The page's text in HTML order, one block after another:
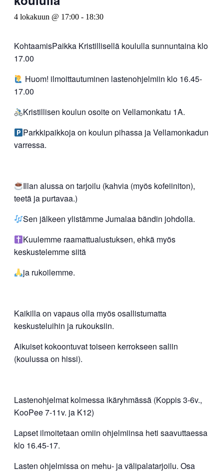
4 lokakuun @ 17:00 - 18:30
KohtaamisPaikka Kristillisellä koululla sunnuntaina klo
17.00
Huom! ilmoittautuminen lastenohjelmiin klo 16.45-
17.00
Kristillisen koulun osoite on Vellamonkatu 1A.
Parkkipaikkoja on koulun pihassa ja Vellamonkadun
varressa.
Illan alussa on tarjoilu (kahvia (myös kofeiiniton),
teetä ja purtavaa.)
Sen jälkeen ylistämme Jumalaa bändin johdolla.
Kuulemme raamattualustuksen, ehkä myös
keskustelemme siitä
ja rukoilemme.
Kaikilla on vapaus olla myös osallistumatta
keskusteluihin ja rukouksiin.
Aikuiset kokoontuvat toiseen kerrokseen saliin
(koulussa on hissi).
Lastenohjelmat kolmessa ikäryhmässä (Koppis 3-6v.,
KooPee 7-11v. ja K12)
Lapset ilmoitetaan omiin ohjelmiinsa heti saavuttaessa
klo 16.45-17.
Lasten ohjelmissa on mehu- ja välipalatarjoilu. Osa